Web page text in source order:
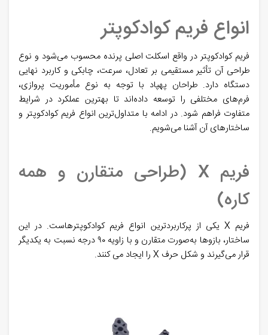
انواع فریم کوادکوپتر
فریم کوادکوپتر در واقع اسکلت اصلی پرنده محسوب می‌شود و نوع
طراحی آن تأثیر مستقیمی بر تعادل، سرعت، چابکی و کاربرد نهایی
دستگاه دارد. طراحان پهپاد با توجه به نوع مأموریت پروازی،
فرم‌های مختلفی را توسعه داده‌اند تا بهترین عملکرد در شرایط
متفاوت فراهم شود. در ادامه با متداول‌ترین انواع فریم کوادکوپترو
ساختارهای آن آشنا می‌شویم.
فریم X (طراحی متقارن و همه‌
کاره)
فریم X یکی از پرکاربردترین انواع فریم کوادکوپترهاست. در این
ساختار، بازوها به‌صورت متقارن و با زاویه ۹۰ درجه نسبت به یکدیگر
قرار می‌گیرند و شکل حرف X را ایجاد می‌ کنند.